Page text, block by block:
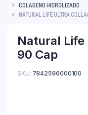
COLAGENO HIDROLIZADO
NATURAL LIFE ULTRA
Natural Life
90 Cap
SKU: 7842596000100